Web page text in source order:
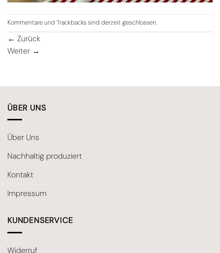
Kommentare und Trackbacks sind derzeit geschlossen.
← Zurück
Weiter →
ÜBER UNS
Über Uns
Nachhaltig produziert
Kontakt
Impressum
KUNDENSERVICE
Widerruf